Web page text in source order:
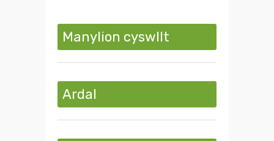
Manylion cyswllt
Ardal